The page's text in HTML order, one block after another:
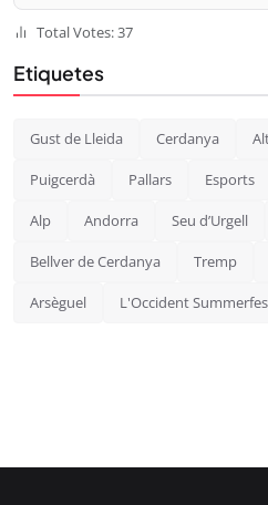
Total Votes: 37
Etiquetes
Gust de Lleida Cerdanya
Puigcerdà Pallars Esports
Alp Andorra Seu d’Urgell
Bellver de Cerdanya Tremp
Arsèguel L'Occident